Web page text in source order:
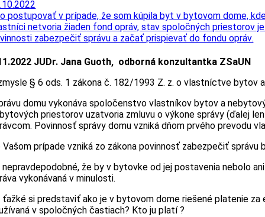
postupovať v prípade, že som kúpila byt v bytovom dome,
netvoria žiaden fond opráv, stav spoločných priestorov
zabezpečiť správu a začať prispievať do fondu opráv.
JUDr. Jana Guoth, odborná konzultantka ZSaUN
§ 6 ods. 1 zákona č. 182/1993 Z. z. o vlastníctve bytov
domu vykonáva spoločenstvo vlastníkov bytov a
priestorov uzatvoria zmluvu o výkone správy (ďalej
Povinnosť správy domu vzniká dňom prvého prevodu
Vašom prípade vzniká zo zákona povinnosť zabezpečiť
nepravdepodobné, že by v bytovke od jej postavenia nebolo
vykonávaná v minulosti.
ťažké si predstaviť ako je v bytovom dome riešené platenie
v spoločných častiach? Kto ju platí ?